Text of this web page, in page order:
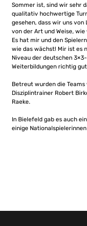
Sommer ist, sind wir sehr
qualitativ hochwertige
gesehen, dass wir uns
von der Art und Weise,
Es hat mir und den
wie das wächst! Mir ist es
Niveau der deutschen
Weiterbildungen richtig
Betreut wurden die
Disziplintrainer Robert
Raeke.
In Bielefeld gab es auch
einige